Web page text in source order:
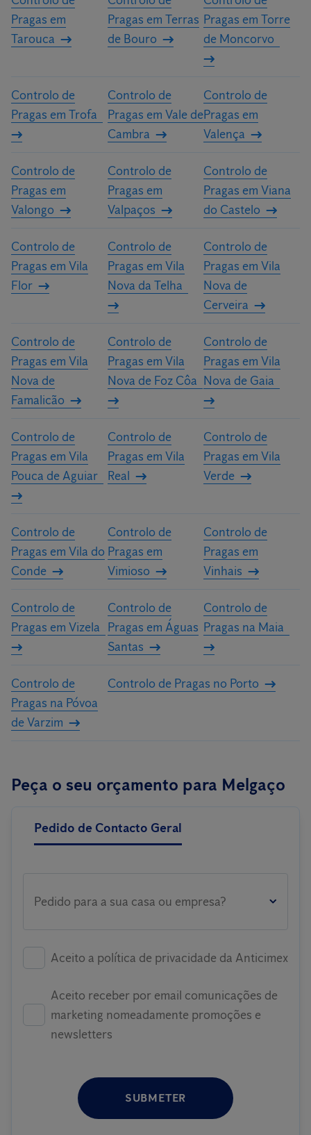
Pragas em
Tarouca
Pragas em Terras
de Bouro
Pragas em Torre
de Moncorvo
Controlo de
Pragas em Trofa
Controlo de
Pragas em Vale de
Cambra
Controlo de
Pragas em
Valença
Controlo de
Pragas em
Valongo
Controlo de
Pragas em
Valpaços
Controlo de
Pragas em Viana
do Castelo
Controlo de
Pragas em Vila
Flor
Controlo de
Pragas em Vila
Nova da Telha
Controlo de
Pragas em Vila
Nova de
Cerveira
Controlo de
Pragas em Vila
Nova de
Famalicão
Controlo de
Pragas em Vila
Nova de Foz Côa
Controlo de
Pragas em Vila
Nova de Gaia
Controlo de
Pragas em Vila
Pouca de Aguiar
Controlo de
Pragas em Vila
Real
Controlo de
Pragas em Vila
Verde
Controlo de
Pragas em Vila do
Conde
Controlo de
Pragas em
Vimioso
Controlo de
Pragas em
Vinhais
Controlo de
Pragas em Vizela
Controlo de
Pragas em Águas
Santas
Controlo de
Pragas na Maia
Controlo de
Pragas na Póvoa
de Varzim
Controlo de Pragas no Porto
Peça o seu orçamento para Melgaço
Pedido de Contacto Geral
Pedido para a sua casa ou empresa?
Aceito a política de privacidade da Anticimex
Aceito receber por email comunicações de
marketing nomeadamente promoções e
newsletters
SUBMETER